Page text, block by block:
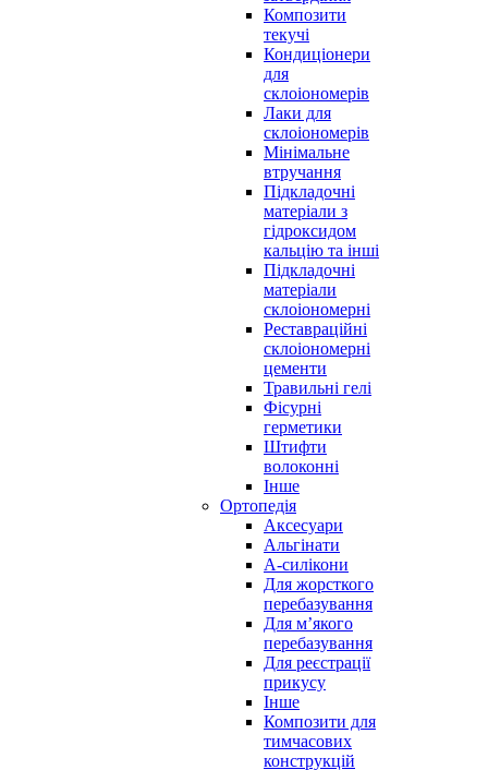
Композити
текучі
Кондиціонери
для
склоіономерів
Лаки для
склоіономерів
Мінімальне
втручання
Підкладочні
матеріали з
гідроксидом
кальцію та інші
Підкладочні
матеріали
склоіономерні
Реставраційні
склоіономерні
цементи
Травильні гелі
Фісурні
герметики
Штифти
волоконні
Інше
Ортопедія
Аксесуари
Альгінати
А-силікони
Для жорсткого
перебазування
Для м’якого
перебазування
Для реєстрації
прикусу
Інше
Композити для
тимчасових
конструкцій